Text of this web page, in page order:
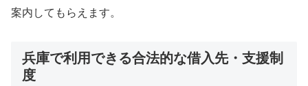
案内してもらえます。
兵庫で利用できる合法的な借入先・支援制
度